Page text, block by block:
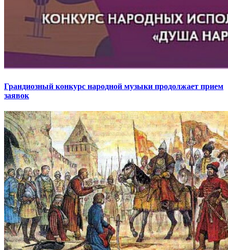
Грандиозный конкурс народной музыки продолжает прием
заявок